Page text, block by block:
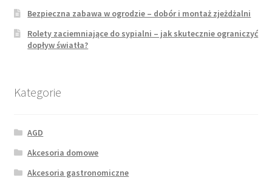
Bezpieczna zabawa w ogrodzie – dobór i montaż zjeżdżalni
Rolety zaciemniające do sypialni – jak skutecznie ograniczyć
dopływ światła?
Kategorie
AGD
Akcesoria domowe
Akcesoria gastronomiczne